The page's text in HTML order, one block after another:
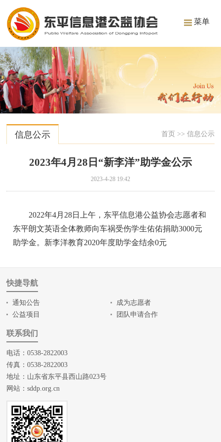
菜单
信息公示 首页 >> 信息公示
2023年4月28日“新李洋”助学金公示
2023-4-28 19:42
2022年4月28日上午，东平信息港公益协会志愿者和
东平朗文英语全体教师向车祸受伤学生佑佑捐助3000元
助学金。新李洋教育2020年度助学金结余0元
快捷导航
通知公告
公益项目
成为志愿者
团队申请合作
联系我们
电话：0538-2822003
传真：0538-2822003
地址：山东省东平县西山路023号
网站：sddp.org.cn